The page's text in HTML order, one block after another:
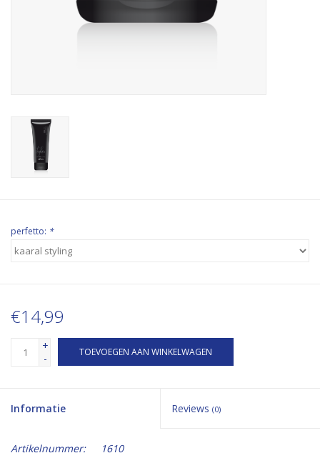
perfetto: *
€14,99
+
-
TOEVOEGEN AAN WINKELWAGEN
Informatie Reviews (0)
Artikelnummer:
1610